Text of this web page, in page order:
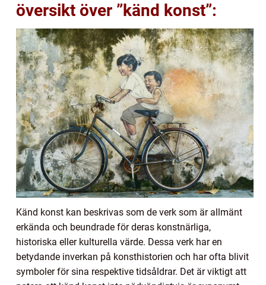
översikt över ”känd konst”:
Känd konst kan beskrivas som de verk som är allmänt
erkända och beundrade för deras konstnärliga,
historiska eller kulturella värde. Dessa verk har en
betydande inverkan på konsthistorien och har ofta blivit
symboler för sina respektive tidsåldrar. Det är viktigt att